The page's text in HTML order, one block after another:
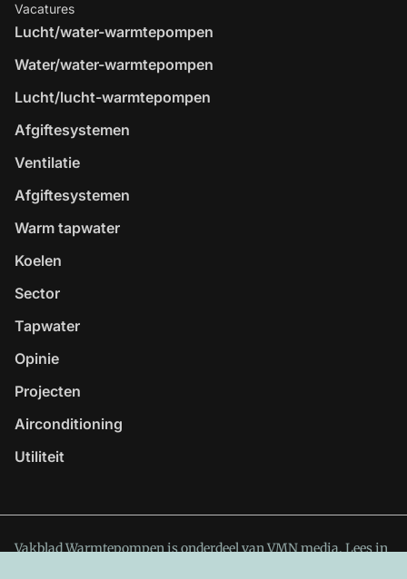
Vacatures
Lucht/water-warmtepompen
Water/water-warmtepompen
Lucht/lucht-warmtepompen
Afgiftesystemen
Ventilatie
Afgiftesystemen
Warm tapwater
Koelen
Sector
Tapwater
Opinie
Projecten
Airconditioning
Utiliteit
Vakblad Warmtepompen is onderdeel van VMN media. Lees in